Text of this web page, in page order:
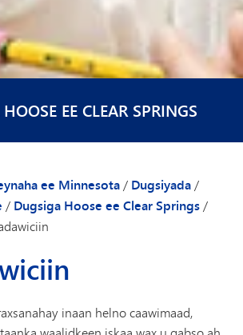
EE CLEAR SPRINGS
ee Minnesota/ Dugsiyada/
/ Dugsiga Hoose ee Clear Springs/
inaan helno caawimaad,